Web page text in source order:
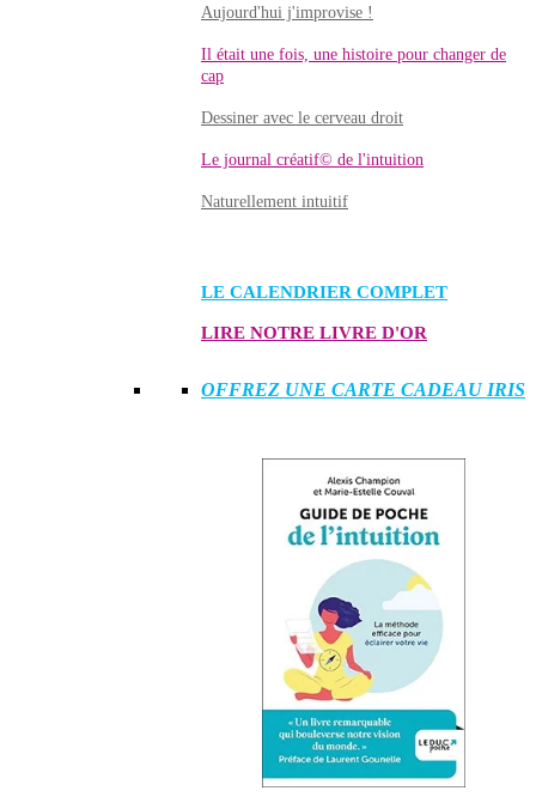
Aujourd'hui j'improvise !
Il était une fois, une histoire pour changer de
cap
Dessiner avec le cerveau droit
Le journal créatif© de l'intuition
Naturellement intuitif
LE CALENDRIER COMPLET
LIRE NOTRE LIVRE D'OR
OFFREZ UNE CARTE CADEAU IRIS